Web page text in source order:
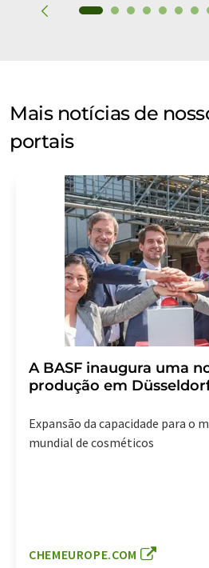
Mais notícias de
portais
A BASF inaugura uma
produção em
Expansão da capacidade para o
mundial de cosméticos
CHEMEUROPE.COM